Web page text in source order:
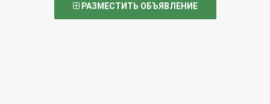
РАЗМЕСТИТЬ ОБЪЯВЛЕНИЕ